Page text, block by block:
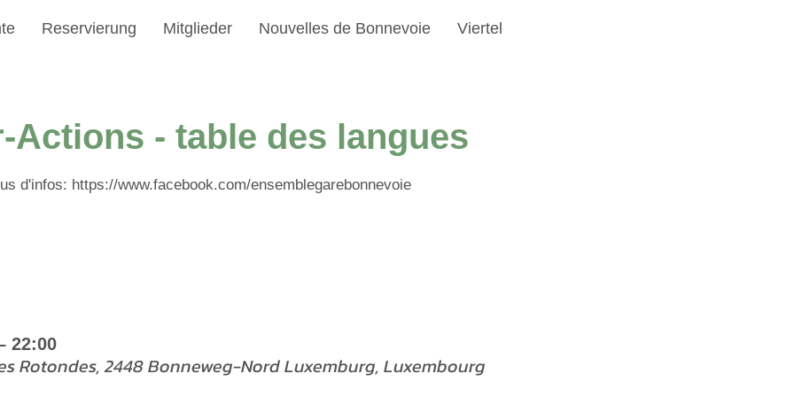
Reservierung Mitglieder Nouvelles de Bonnevoie Viertel
Actions - table des langues
d'infos: https://www.facebook.com/ensemblegarebonnevoie
22:00
Rotondes, 2448 Bonneweg-Nord Luxemburg, Luxembourg